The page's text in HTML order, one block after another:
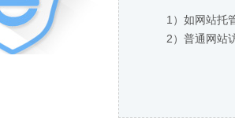
1）如网站托
2）普通网站